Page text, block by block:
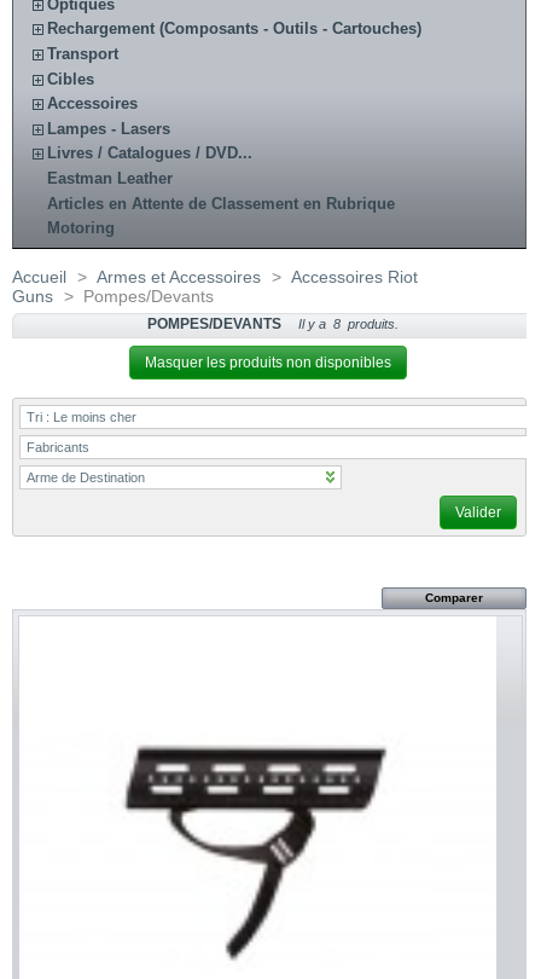
Optiques
Rechargement (Composants - Outils - Cartouches)
Transport
Cibles
Accessoires
Lampes - Lasers
Livres / Catalogues / DVD...
Eastman Leather
Articles en Attente de Classement en Rubrique
Motoring
Accueil > Armes et Accessoires > Accessoires Riot
Guns > Pompes/Devants
POMPES/DEVANTS Il y a 8 produits.
Masquer les produits non disponibles
Tri : Le moins cher
Fabricants
Arme de Destination
Valider